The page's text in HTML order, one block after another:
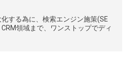
する為に、検索エンジン施策(SE
領域まで、ワンストップでディ